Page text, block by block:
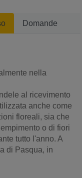
Domande
nella
al ricevimento
anche come
floreali, sia che
o di fiori
tutto l'anno. A
di Pasqua, in